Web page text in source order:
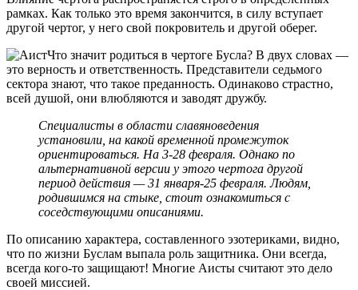
рамках. Как только это время закончится, в силу вступает
другой чертог, у него свой покровитель и другой оберег.
Что значит родиться в чертоге Бусла? В двух словах —
это верность и ответственность. Представители седьмого
сектора знают, что такое преданность. Одинаково страстно,
всей душой, они влюбляются и заводят дружбу.
Специалисты в области славяноведения
установили, на какой временной промежуток
ориентироваться. На 3-28 февраля. Однако по
альтернативной версии у этого чертога другой
период действия — 31 января-25 февраля. Людям,
родившимся на стыке, стоит ознакомиться с
соседствующими описаниями.
По описанию характера, составленного эзотериками, видно,
что по жизни Буслам выпала роль защитника. Они всегда,
всегда кого-то защищают! Многие Аисты считают это дело
своей миссией.